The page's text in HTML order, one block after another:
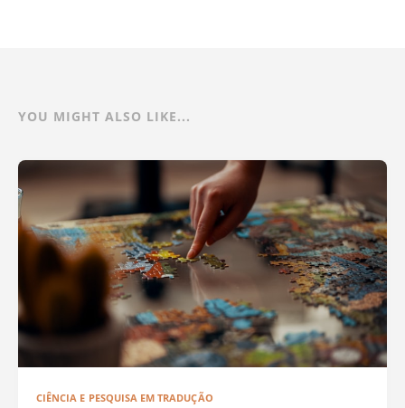
YOU MIGHT ALSO LIKE...
CIÊNCIA E PESQUISA EM TRADUÇÃO